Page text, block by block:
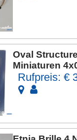
Oval
Miniaturen
Rufpreis: €